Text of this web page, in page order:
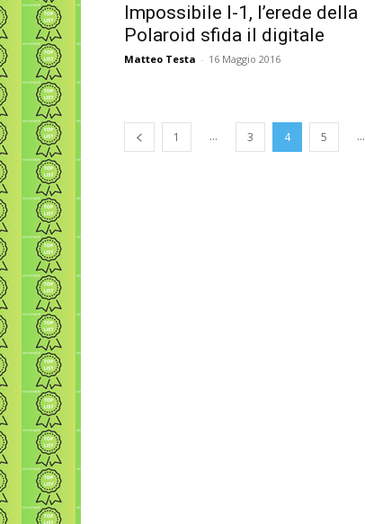
Impossibile I-1, l’erede della
Polaroid sfida il digitale
Matteo Testa - 16 Maggio 2016
1 ... 3 4 5 ...